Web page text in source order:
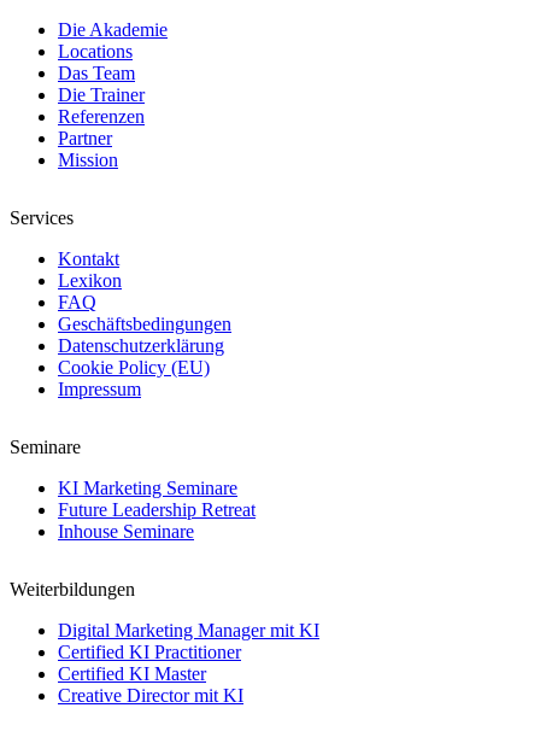
Die Akademie
Locations
Das Team
Die Trainer
Referenzen
Partner
Mission
Services
Kontakt
Lexikon
FAQ
Geschäftsbedingungen
Datenschutzerklärung
Cookie Policy (EU)
Impressum
Seminare
KI Marketing Seminare
Future Leadership Retreat
Inhouse Seminare
Weiterbildungen
Digital Marketing Manager mit KI
Certified KI Practitioner
Certified KI Master
Creative Director mit KI